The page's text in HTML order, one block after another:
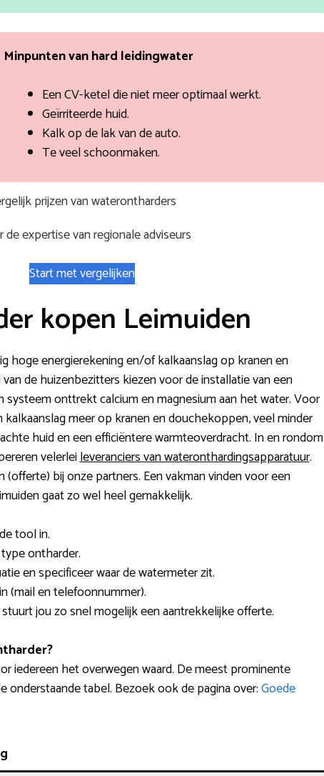
Minpunten van hard leidingwater
Een CV-ketel die niet meer optimaal werkt.
Geïrriteerde huid.
Kalk op de lak van de auto.
Te veel schoonmaken.
prijzen van waterontharders
de expertise van regionale adviseurs
Start met vergelijken
kopen Leimuiden
hoge energierekening en/of kalkaanslag op kranen en
de huizenbezitters kiezen voor de installatie van een
systeem onttrekt calcium en magnesium aan het water. Voor
kalkaanslag meer op kranen en douchekoppen, veel minder
huid en een efficiëntere warmteoverdracht. In en rondom
velerleileveranciers van wateronthardingsapparatuur.
(offerte) bij onze partners. Een vakman vinden voor een
gaat zo wel heel gemakkelijk.
tool in.
ontharder.
en specificeer waar de watermeter zit.
(mail en telefoonnummer).
jou zo snel mogelijk een aantrekkelijke offerte.
iedereen het overwegen waard. De meest prominente
onderstaande tabel. Bezoek ook de pagina over:Goede